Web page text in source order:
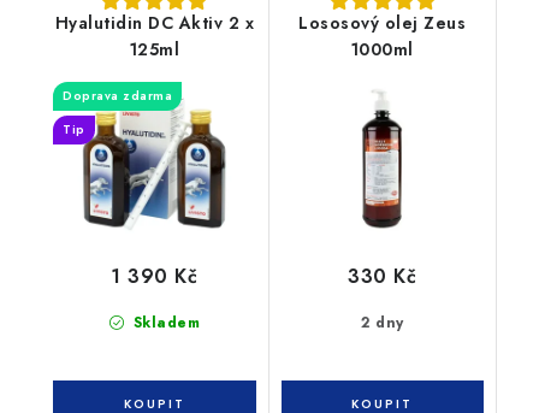
Hyalutidin DC Aktiv 2 x
125ml
Doprava zdarma
Tip
Skladem
1 390 Kč
Lososový olej Zeus
1000ml
2 dny
330 Kč